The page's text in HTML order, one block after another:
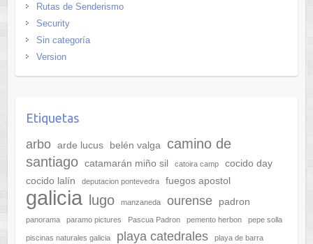
Rutas de Senderismo
Security
Sin categoría
Version
Etiquetas
arbo arde lucus belén valga
camino de
santiago catamarán miño sil catoira camp
cocido day
cocido lalín
deputacion pontevedra fuegos apostol
galicia lugo manzaneda ourense padron
panorama paramo pictures Pascua Padron pemento herbon pepe solla
piscinas naturales galicia playa catedrales playa de barra